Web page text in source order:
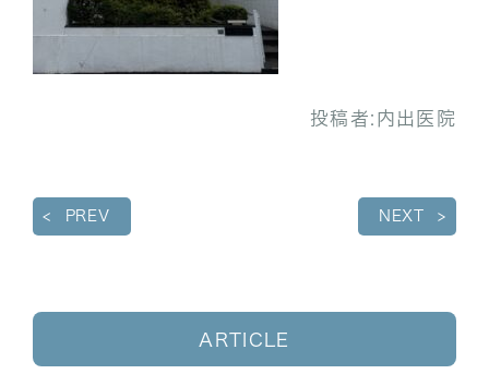
投稿者: 内出医院
PREV NEXT
ARTICLE